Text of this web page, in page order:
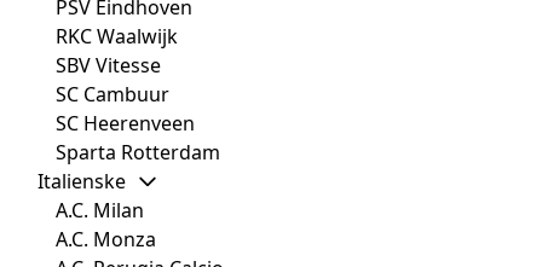
PSV Eindhoven
RKC Waalwijk
SBV Vitesse
SC Cambuur
SC Heerenveen
Sparta Rotterdam
Italienske
A.C. Milan
A.C. Monza